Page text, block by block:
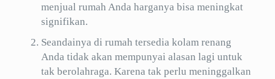
menjual rumah Anda harganya bisa meningkat
signifikan.
Seandainya di rumah tersedia kolam renang
Anda tidak akan mempunyai alasan lagi untuk
tak berolahraga. Karena tak perlu meninggalkan